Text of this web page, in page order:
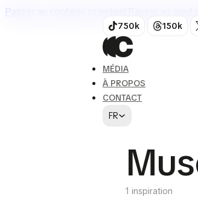
Passer au contenu principal
750k 150k
MÉDIA
À PROPOS
CONTACT
FR
1 inspiration